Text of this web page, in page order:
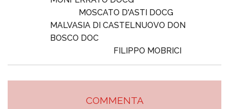
MOSCATO D'ASTI DOCG
MALVASIA DI CASTELNUOVO DON
BOSCO DOC
FILIPPO MOBRICI
COMMENTA